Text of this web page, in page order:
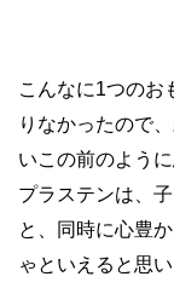
こんなに1つのお
りなかったので
いこの前のよう
プラステンは、
と、同時に心豊
ゃといえると思